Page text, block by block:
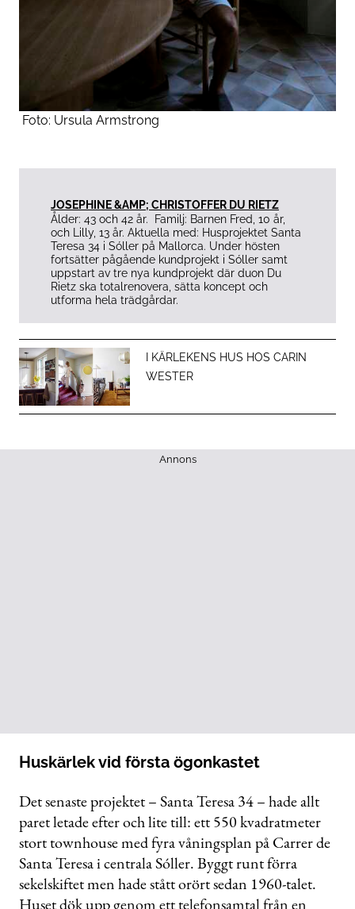
Foto: Ursula Armstrong
JOSEPHINE &AMP; CHRISTOFFER DU RIETZ
Ålder: 43 och 42 år. Familj: Barnen Fred, 10 år,
och Lilly, 13 år. ­ Aktuella med: Husprojektet Santa
Teresa 34 i Sóller på Mallorca. Under hösten
fortsätter pågående kundprojekt i Sóller samt
uppstart av tre nya kundprojekt där duon Du
Rietz ska totalrenovera, sätta koncept och
utforma hela trädgårdar.
I KÄRLEKENS HUS HOS CARIN
WESTER
Annons
Huskärlek vid första ögonkastet
Det senaste projektet – Santa Teresa 34 – hade allt
paret letade efter och lite till: ett 550 kvadratmeter
stort townhouse med fyra våningsplan på Carrer de
Santa Teresa i centrala Sóller. Byggt runt förra
sekelskiftet men hade stått orört sedan 1960-talet.
Huset dök upp genom ett telefonsamtal från en